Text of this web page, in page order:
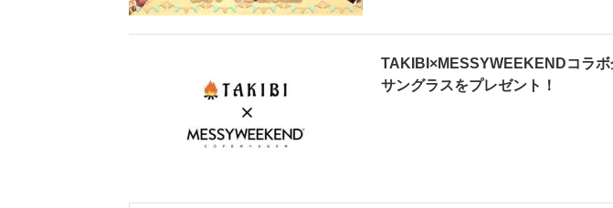
TAKIBI×MESSYWEEKENDコラ
サングラスをプレゼント！